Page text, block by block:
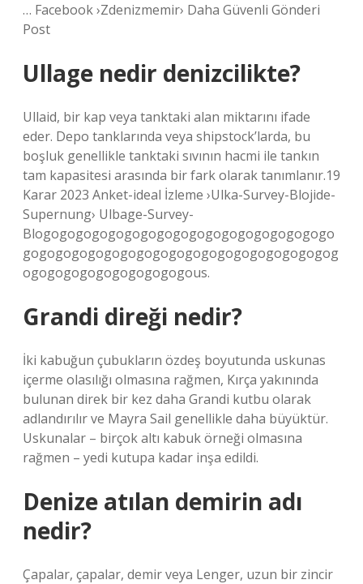
… Facebook ›Zdenizmemir› Daha Güvenli Gönderi
Post
Ullage nedir denizcilikte?
Ullaid, bir kap veya tanktaki alan miktarını ifade
eder. Depo tanklarında veya shipstock’larda, bu
boşluk genellikle tanktaki sıvının hacmi ile tankın
tam kapasitesi arasında bir fark olarak tanımlanır.19
Karar 2023 Anket-ideal İzleme ›Ulka-Survey-Blojide-
Supernung› Ulbage-Survey-
Blogogogogogogogogogogogogogogogogogogo
gogogogogogogogogogogogogogogogogogogog
ogogogogogogogogogogous.
Grandi direği nedir?
İki kabuğun çubukların özdeş boyutunda uskunas
içerme olasılığı olmasına rağmen, Kırça yakınında
bulunan direk bir kez daha Grandi kutbu olarak
adlandırılır ve Mayra Sail genellikle daha büyüktür.
Uskunalar – birçok altı kabuk örneği olmasına
rağmen – yedi kutupa kadar inşa edildi.
Denize atılan demirin adı
nedir?
Çapalar, çapalar, demir veya Lenger, uzun bir zincir